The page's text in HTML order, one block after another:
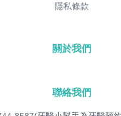
隱私條款
關於我們
聯絡我們